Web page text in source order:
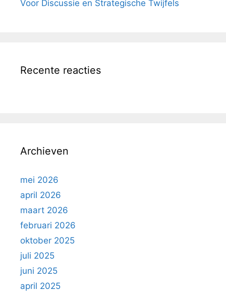
Voor Discussie en Strategische Twijfels
Recente reacties
Archieven
mei 2026
april 2026
maart 2026
februari 2026
oktober 2025
juli 2025
juni 2025
april 2025